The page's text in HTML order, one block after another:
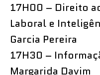
17H00 – Direito
Laboral e
Garcia Pereira
17H30 –
Margarida Davim